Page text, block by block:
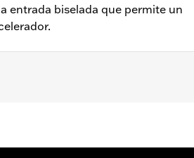
entrada biselada que permite un
del depurador de aire